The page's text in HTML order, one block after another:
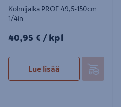
Kolmijalka PROF 49,5-150cm
1/4in
40,95€/kpl
40,95 € / kpl
Lue lisää